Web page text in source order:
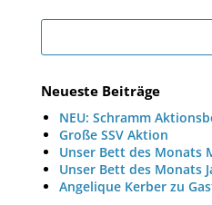
Neueste Beiträge
NEU: Schramm
Große SSV Aktion
Unser Bett des Monats
Unser Bett des Monats
Angelique Kerber zu